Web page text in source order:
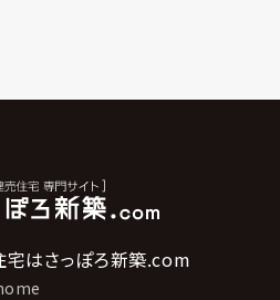
宅はさっぽろ新築.com